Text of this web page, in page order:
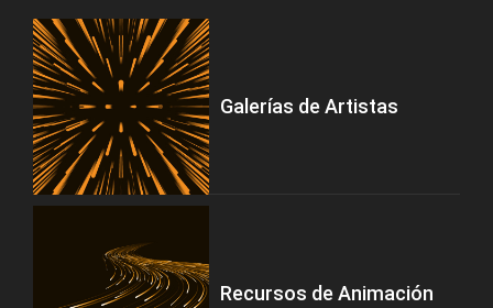
Galerías de Artistas
Recursos de Animación